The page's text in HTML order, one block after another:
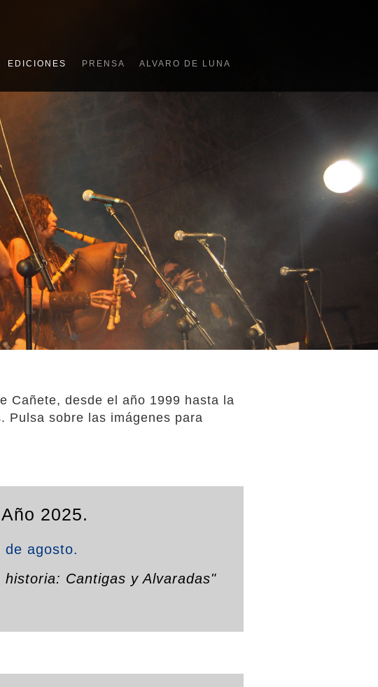
EDICIONES PRENSA ALVARO DE LUNA
Cañete, desde el año 1999 hasta la
Pulsa sobre las imágenes para
2025.
de agosto.
Cantigas y Alvaradas"